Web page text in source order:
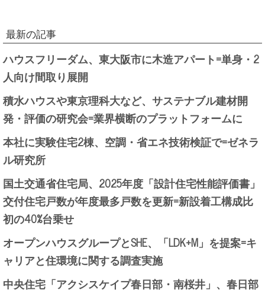
最新の記事
ハウスフリーダム、東大阪市に木造アパート=単身・2
人向け間取り展開
積水ハウスや東京理科大など、サステナブル建材開
発・評価の研究会=業界横断のプラットフォームに
本社に実験住宅2棟、空調・省エネ技術検証で=ゼネラ
ル研究所
国土交通省住宅局、2025年度「設計住宅性能評価書」
交付住宅戸数が年度最多戸数を更新=新設着工構成比
初の40%台乗せ
オープンハウスグループとSHE、「LDK+M」を提案=キ
ャリアと住環境に関する調査実施
中央住宅「アクシスケイプ春日部・南桜井」、春日部